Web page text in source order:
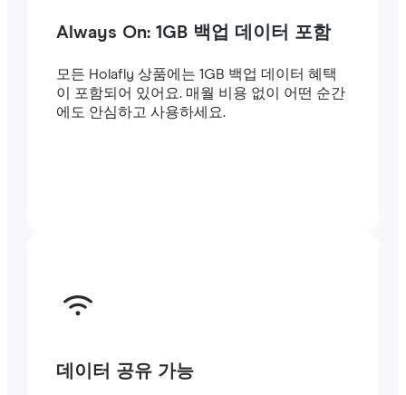
Always On: 1GB 백업 데이터 포함
모든 Holafly 상품에는 1GB 백업 데이터 혜택
이 포함되어 있어요. 매월 비용 없이 어떤 순간
에도 안심하고 사용하세요.
데이터 공유 가능